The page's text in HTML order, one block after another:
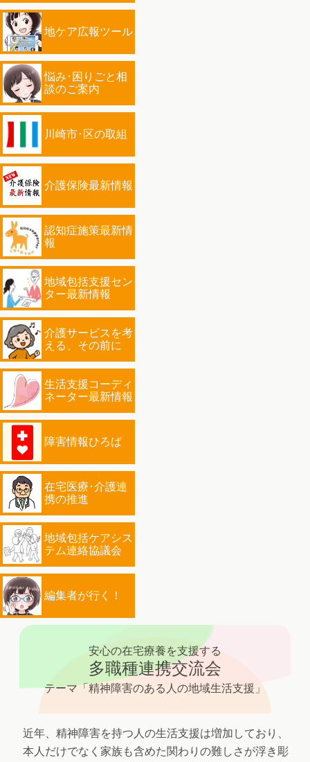
地ケア広報ツール
悩み･困りごと相
談のご案内
川崎市･区の取組
介護保険最新情報
認知症施策最新情
報
地域包括支援セン
ター最新情報
介護サービスを考
える、その前に
生活支援コーディ
ネーター最新情報
障害情報ひろば
在宅医療･介護連
携の推進
地域包括ケアシス
テム連絡協議会
編集者が行く！
安心の在宅療養を支援する
多職種連携交流会
テーマ「精神障害のある人の地域生活支援」
近年、精神障害を持つ人の生活支援は増加しており、
本人だけでなく家族も含めた関わりの難しさが浮き彫